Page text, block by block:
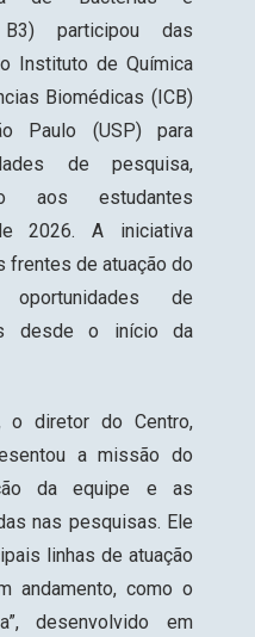
) participou das
Instituto de Química
Biomédicas (ICB)
Paulo (USP) para
de pesquisa,
aos estudantes
2026. A iniciativa
frentes de atuação do
de
desde o início da
o diretor do Centro,
a missão do
da equipe e as
nas pesquisas. Ele
linhas de atuação
andamento, como o
”, desenvolvido em